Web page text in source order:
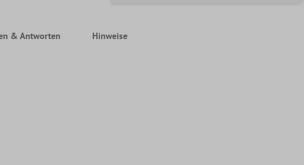
& Antworten Hinweise